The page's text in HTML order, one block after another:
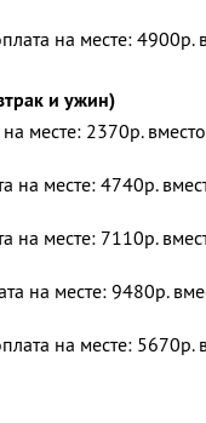
на месте: 4900р.
и ужин)
месте: 2370р. вместо
на месте: 4740р.
на месте: 7110р.
на месте: 9480р.
на месте: 5670р.